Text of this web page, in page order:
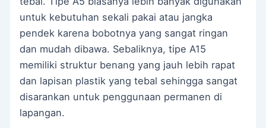
untuk kebutuhan sekali pakai atau jangka
pendek karena bobotnya yang sangat ringan
dan mudah dibawa. Sebaliknya, tipe A15
memiliki struktur benang yang jauh lebih rapat
dan lapisan plastik yang tebal sehingga sangat
disarankan untuk penggunaan permanen di
lapangan.